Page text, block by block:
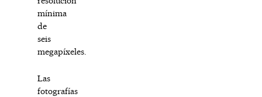
mínima
de
seis
megapíxeles.
Las
fotografías